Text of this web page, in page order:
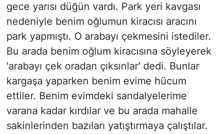
gece yarısı düğün vardı. Park yeri kavgası
nedeniyle benim oğlumun kiracısı aracını
park yapmıştı. O arabayı çekmesini istediler.
Bu arada benim oğlum kiracısına söyleyerek
'arabayı çek oradan çıksınlar' dedi. Bunlar
kargaşa yaparken benim evime hücum
ettiler. Benim evimdeki sandalyelerime
varana kadar kırdılar ve bu arada mahalle
sakinlerinden bazıları yatıştırmaya çalıştılar.